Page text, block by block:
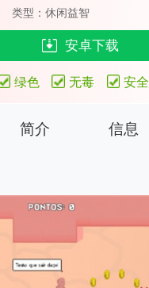
类型：休闲益智
安卓下载
绿色 无毒 安全
简介 信息